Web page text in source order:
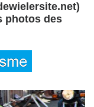
photos des